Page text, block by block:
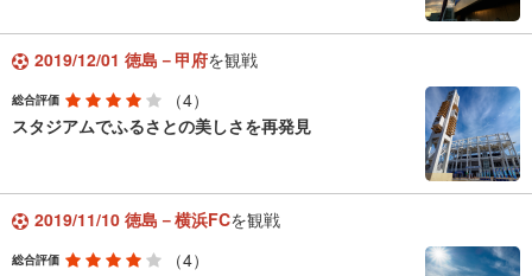
2019/12/01 徳島－甲府を観戦
総合評価
（4）
スタジアムでふるさとの美しさを再発見
2019/11/10 徳島－横浜FCを観戦
総合評価
（4）